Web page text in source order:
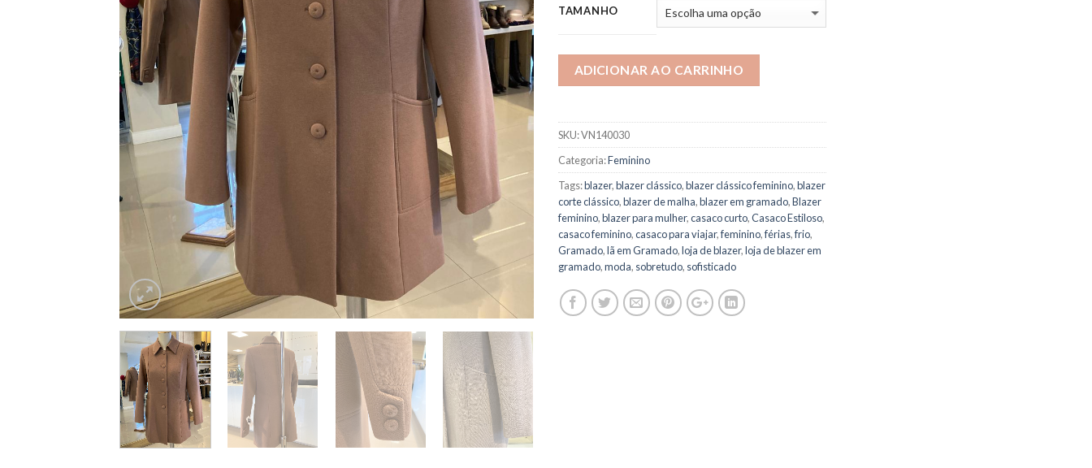
TAMANHO
ADICIONAR AO CARRINHO
SKU:VN140030
Categoria:Feminino
Tags:blazer,blazer clássico,blazer clássico feminino,blazer
corte clássico,blazer de malha,blazer em gramado,Blazer
feminino,blazer para mulher,casaco curto,Casaco Estiloso,
casaco feminino,casaco para viajar,feminino,férias,frio,
Gramado,lã em Gramado,loja de blazer,loja de blazer em
gramado,moda, sobretudo, sofisticado